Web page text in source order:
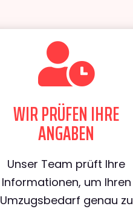
WIR PRÜFEN IHRE
ANGABEN
Unser Team prüft Ihre
Informationen, um Ihren
Umzugsbedarf genau zu